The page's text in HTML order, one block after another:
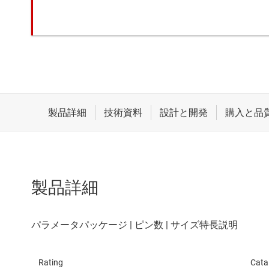
製品詳細
Rating